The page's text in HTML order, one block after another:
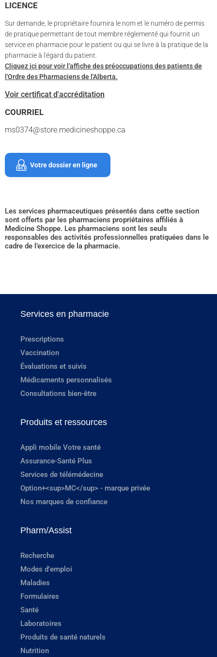
LICENCE
Sur demande, le propriétaire fournira le nom et le numéro de permis
de pratique permettant de tout membre réglementé qui fournit un
service en pharmacie pour le patient ou qui se livre à la pratique de la
pharmacie à l'égard du patient.
Cliquez ici pour voir l'affiche des préoccupations des patients de
l'Ordre des Pharmaciens de l'Alberta.
Voir certificat d'accréditation
COURRIEL
ms0374@store.medicineshoppe.ca
Votre dossier en ligne
Les services pharmaceutiques présentés dans cette section
sont offerts par les pharmaciens propriétaires affiliés à
Medicine Shoppe. Les pharmaciens sont les seuls
responsables des activités professionnelles pratiquées dans le
cadre de l’exercice de la pharmacie.
Services en pharmacie
Prescriptions
Vaccination
Évaluations et suivis
Médicaments personnalisés
Consultations bien-être
Produits et ressources
Appli mobile Votre santé
Assurance-Santé Plus
Services de télémédecine
Option+<sup>MC</sup> - marque privée
Nos marques de confiance
Pharm/Assist
Recherche
Modes d'emploi
Maladies
Formulaires
Santé
Laboratoires
Produits de santé naturels
Nutrition